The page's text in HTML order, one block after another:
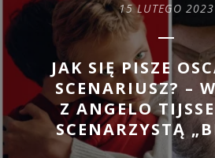
15 LUTEGO 2023
JAK SIĘ PISZE
SCENARIUSZ? –
Z ANGELO
SCENARZYSTĄ